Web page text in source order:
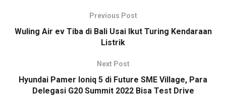
Previous Post
Wuling Air ev Tiba di Bali Usai Ikut Turing Kendaraan
Listrik
Next Post
Hyundai Pamer Ioniq 5 di Future SME Village, Para
Delegasi G20 Summit 2022 Bisa Test Drive